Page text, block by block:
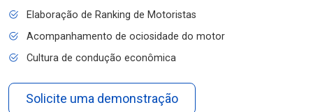
Elaboração de Ranking de Motoristas
Acompanhamento de ociosidade do motor
Cultura de condução econômica
Solicite uma demonstração